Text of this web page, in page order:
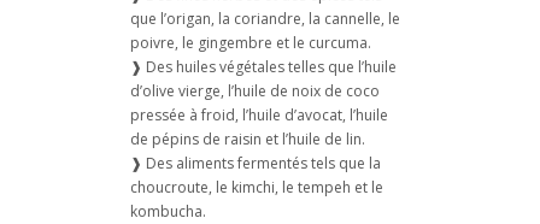
que l’origan, la coriandre, la cannelle, le
poivre, le gingembre et le curcuma.
❱ Des huiles végétales telles que l’huile
d’olive vierge, l’huile de noix de coco
pressée à froid, l’huile d’avocat, l’huile
de pépins de raisin et l’huile de lin.
❱ Des aliments fermentés tels que la
choucroute, le kimchi, le tempeh et le
kombucha.